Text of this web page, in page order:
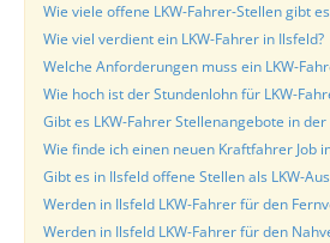
Wie viele offene LKW-Fahrer-Stellen gibt
Wie viel verdient ein LKW-Fahrer in Ilsfeld?
Welche Anforderungen muss ein LKW-
Wie hoch ist der Stundenlohn für LKW-
Gibt es LKW-Fahrer Stellenangebote in
Wie finde ich einen neuen Kraftfahrer Job
Gibt es in Ilsfeld offene Stellen als LKW-
Werden in Ilsfeld LKW-Fahrer für den
Werden in Ilsfeld LKW-Fahrer für den